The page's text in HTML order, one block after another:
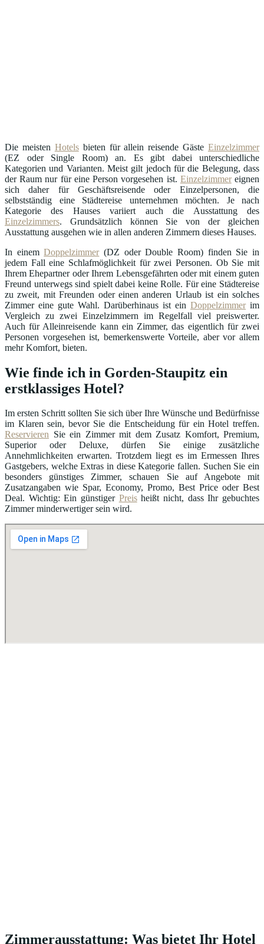
Die meisten Hotelsbieten für allein reisende Gäste Einzelzimmer
(EZ oder Single Room) an. Es gibt dabei unterschiedliche
Kategorien und Varianten. Meist gilt jedoch für die Belegung, dass
der Raum nur für eine Person vorgesehen ist. Einzelzimmereignen
sich daher für Geschäftsreisende oder Einzelpersonen, die
selbstständig eine Städtereise unternehmen möchten. Je nach
Kategorie des Hauses variiert auch die Ausstattung des
Einzelzimmers. Grundsätzlich können Sie von der gleichen
Ausstattung ausgehen wie in allen anderen Zimmern dieses Hauses.
In einemDoppelzimmer(DZ oder Double Room) finden Sie in
jedem Fall eine Schlafmöglichkeit für zwei Personen. Ob Sie mit
Ihrem Ehepartner oder Ihrem Lebensgefährten oder mit einem guten
Freund unterwegs sind spielt dabei keine Rolle. Für eine Städtereise
zu zweit, mit Freunden oder einen anderen Urlaub ist ein solches
Zimmer eine gute Wahl. Darüberhinaus ist ein Doppelzimmerim
Vergleich zu zwei Einzelzimmern im Regelfall viel preiswerter.
Auch für Alleinreisende kann ein Zimmer, das eigentlich für zwei
Personen vorgesehen ist, bemerkenswerte Vorteile, aber vor allem
mehr Komfort, bieten.
Wie finde ich in Gorden-Staupitz ein
erstklassiges Hotel?
Im ersten Schritt sollten Sie sich über Ihre Wünsche und Bedürfnisse
im Klaren sein, bevor Sie die Entscheidung für ein Hotel treffen.
Reservieren Sie ein Zimmer mit dem Zusatz Komfort, Premium,
Superior oder Deluxe, dürfen Sie einige zusätzliche
Annehmlichkeiten erwarten. Trotzdem liegt es im Ermessen Ihres
Gastgebers, welche Extras in diese Kategorie fallen. Suchen Sie ein
besonders günstiges Zimmer, schauen Sie auf Angebote mit
Zusatzangaben wie Spar, Economy, Promo, Best Price oder Best
Deal. Wichtig: Ein günstiger Preisheißt nicht, dass Ihr gebuchtes
Zimmer minderwertiger sein wird.
Zimmerausstattung: Was bietet Ihr Hotel